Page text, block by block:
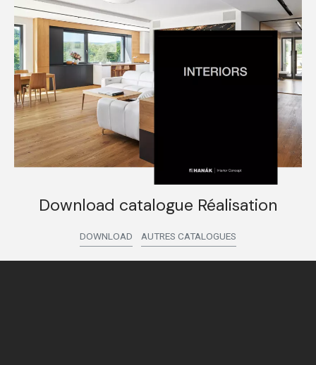
Download catalogue Réalisation
DOWNLOAD AUTRES CATALOGUES